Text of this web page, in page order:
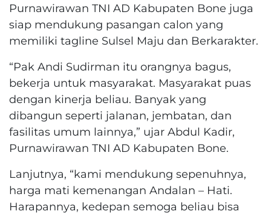
Purnawirawan TNI AD Kabupaten Bone juga
siap mendukung pasangan calon yang
memiliki tagline Sulsel Maju dan Berkarakter.
“Pak Andi Sudirman itu orangnya bagus,
bekerja untuk masyarakat. Masyarakat puas
dengan kinerja beliau. Banyak yang
dibangun seperti jalanan, jembatan, dan
fasilitas umum lainnya,” ujar Abdul Kadir,
Purnawirawan TNI AD Kabupaten Bone.
Lanjutnya, “kami mendukung sepenuhnya,
harga mati kemenangan Andalan – Hati.
Harapannya, kedepan semoga beliau bisa